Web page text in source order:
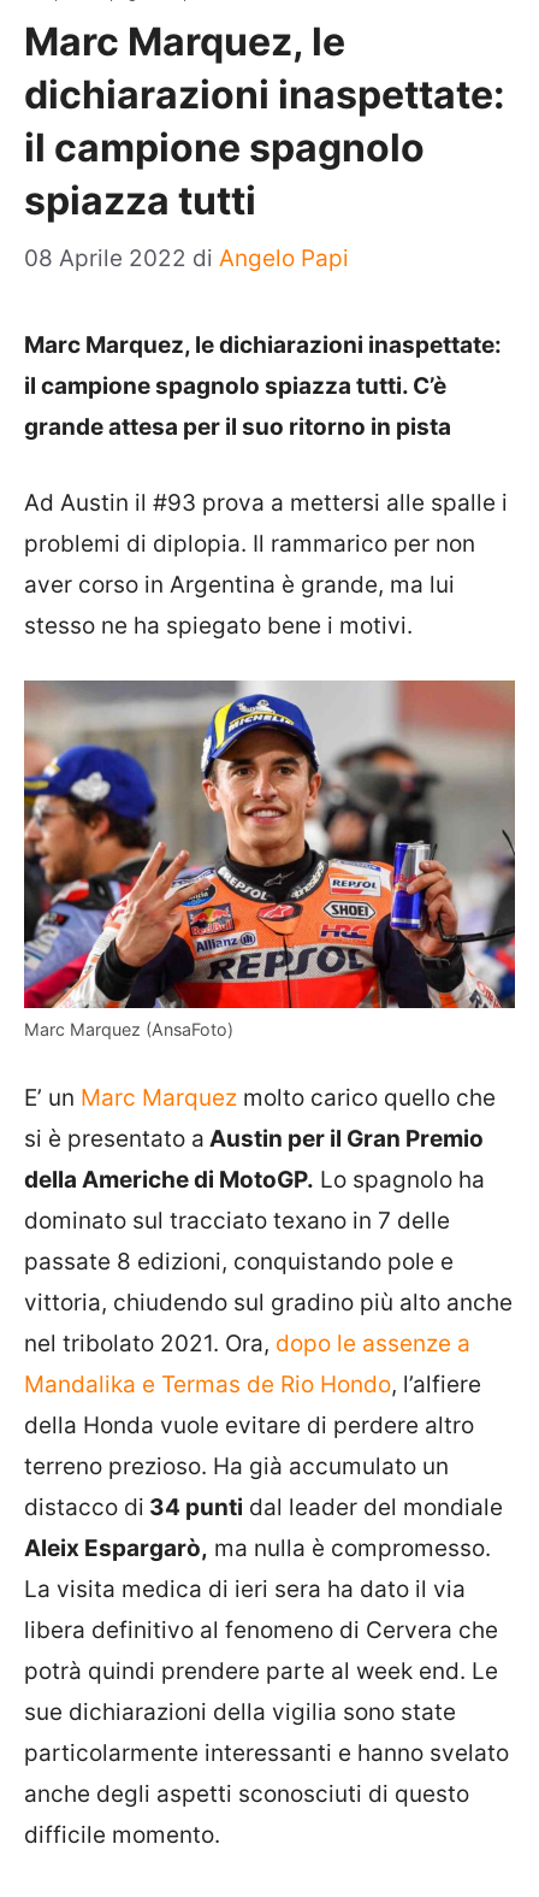
Marc Marquez, le
dichiarazioni inaspettate:
il campione spagnolo
spiazza tutti
08 Aprile 2022 di Angelo Papi
Marc Marquez, le dichiarazioni inaspettate:
il campione spagnolo spiazza tutti. C’è
grande attesa per il suo ritorno in pista
Ad Austin il #93 prova a mettersi alle spalle i
problemi di diplopia. Il rammarico per non
aver corso in Argentina è grande, ma lui
stesso ne ha spiegato bene i motivi.
Marc Marquez (AnsaFoto)
E’ un Marc Marquez molto carico quello che
si è presentato a Austin per il Gran Premio
della Americhe di MotoGP. Lo spagnolo ha
dominato sul tracciato texano in 7 delle
passate 8 edizioni, conquistando pole e
vittoria, chiudendo sul gradino più alto anche
nel tribolato 2021. Ora, dopo le assenze a
Mandalika e Termas de Rio Hondo, l’alfiere
della Honda vuole evitare di perdere altro
terreno prezioso. Ha già accumulato un
distacco di 34 punti dal leader del mondiale
Aleix Espargarò, ma nulla è compromesso.
La visita medica di ieri sera ha dato il via
libera definitivo al fenomeno di Cervera che
potrà quindi prendere parte al week end. Le
sue dichiarazioni della vigilia sono state
particolarmente interessanti e hanno svelato
anche degli aspetti sconosciuti di questo
difficile momento.